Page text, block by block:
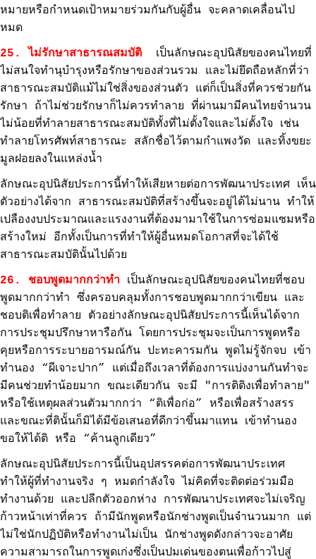
หมายหรือกำหนดเป้าหมายร่วมกันกับผู้อื่น จะคลาดเคลื่อนไป
หมด
25. ไม่รักษาสาธารณสมบัติ เป็นลักษณะอุปนิสัยของคนไทยที่
ไม่สนใจทำนุบำรุงหรือรักษาของส่วนรวม และไม่ยึดถือหลักที่ว่า
สาธารณะสมบัติแม้ไม่ใช่สิ่งของส่วนตัว แต่ก็เป็นสิ่งที่ควรช่วยกัน
รักษา ถ้าไม่ช่วยรักษาก็ไม่ควรทำลาย ที่ผ่านมามีคนไทยจำนวน
ไม่น้อยที่ทำลายสาธารณะสมบัติทั้งที่ไม่ตั้งใจและไม่ตั้งใจ เช่น
ทำลายโทรศัพท์สาธารณะ สลักชื่อไว้ตามกำแพงวัด และทิ้งขยะ
มูลฝอยลงในแหล่งน้ำ
ลักษณะอุปนิสัยประการนี้ทำให้เสียหายต่อการพัฒนาประเทศ เห็น
ตัวอย่างได้จาก สาธารณะสมบัติที่สร้างขึ้นจะอยู่ได้ไม่นาน ทำให้
เปลืองงบประมาณและแรงงานที่ต้องมามาใช้ในการซ่อมแซมหรือ
สร้างใหม่ อีกทั้งเป็นการที่ทำให้ผู้อื่นหมดโอกาสที่จะได้ใช้
สาธารณะสมบัตินั้นไปด้วย
26. ชอบพูดมากกว่าทำ เป็นลักษณะอุปนิสัยของคนไทยที่ชอบ
พูดมากกว่าทำ ซึ่งครอบคลุมทั้งการชอบพูดมากกว่าเขียน และ
ชอบติเพื่อทำลาย ตัวอย่างลักษณะอุปนิสัยประการนี้เห็นได้จาก
การประชุมปรึกษาหารือกัน โดยการประชุมจะเป็นการพูดหรือ
คุยหรือการระบายอารมณ์กัน ปะทะคารมกัน พูดไม่รู้จักจบ เข้า
ทำนอง “ผีเจาะปาก” แต่เมื่อถึงเวลาที่ต้องการแบ่งงานกันทำจะ
มีคนช่วยทำน้อยมาก ขณะเดียวกัน จะมี "การติติงเพื่อทำลาย"
หรือใช้เหตุผลส่วนตัวมากกว่า “ติเพื่อก่อ” หรือเพื่อสร้างสรร
และขณะที่ตินั้นก็มิได้มีข้อเสนอที่ดีกว่าขึ้นมาแทน เข้าทำนอง
ขอให้ได้ติ หรือ “ค้านลูกเดียว”
ลักษณะอุปนิสัยประการนี้เป็นอุปสรรคต่อการพัฒนาประเทศ
ทำให้ผู้ที่ทำงานจริง ๆ หมดกำลังใจ ไม่คิดที่จะติดต่อร่วมมือ
ทำงานด้วย และปลีกตัวออกห่าง การพัฒนาประเทศจะไม่เจริญ
ก้าวหน้าเท่าที่ควร ถ้ามีนักพูดหรือนักช่างพูดเป็นจำนวนมาก แต่
ไม่ใช่นักปฏิบัติหรือทำงานไม่เป็น นักช่างพูดดังกล่าวจะอาศัย
ความสามารถในการพูดเก่งซึ่งเป็นปมเด่นของตนเพื่อก้าวไปสู่